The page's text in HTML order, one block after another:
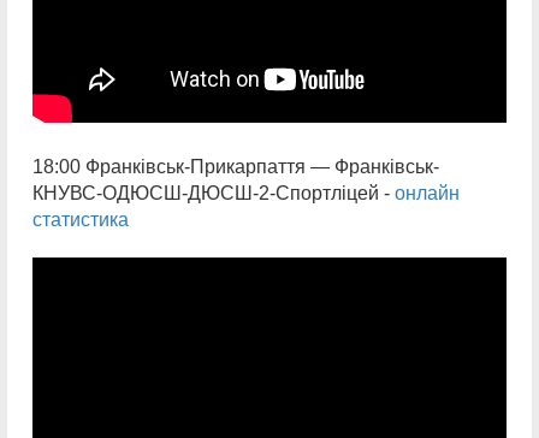
18:00 Франківськ-Прикарпаття — Франківськ-
КНУВС-ОДЮСШ-ДЮСШ-2-Спортліцей - онлайн
статистика